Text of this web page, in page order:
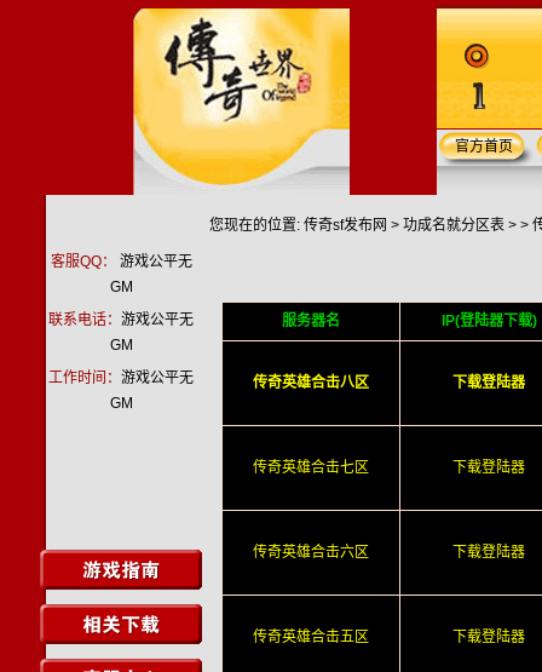
官方首页
客服QQ：
游戏公平无
GM
联系电话： 游戏公平无
GM
工作时间： 游戏公平无
GM
您现在的位置: 传奇sf发布网 > 功成名就分区表 > >
服务器名 IP(登陆器下载)
传奇英雄合击八区 下载登陆器
传奇英雄合击七区 下载登陆器
传奇英雄合击六区 下载登陆器
传奇英雄合击五区 下载登陆器